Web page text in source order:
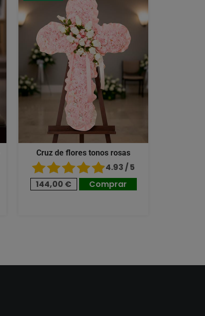
Cruz de flores tonos rosas
4.93 / 5
144,00 €
Comprar